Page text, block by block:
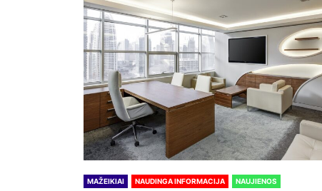
MAŽEIKIAI NAUDINGA INFORMACIJA NAUJIENOS